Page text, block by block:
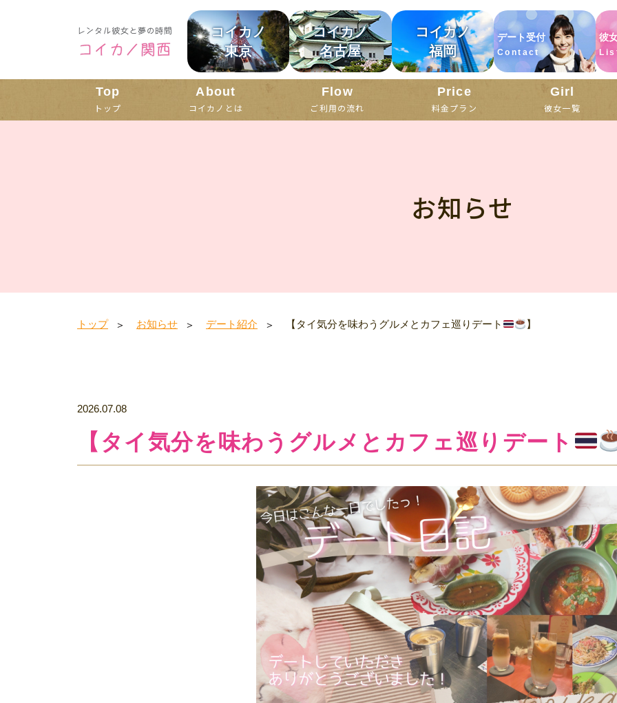
コイカノ
東京
コイカノ
名古屋
コイカノ
福岡
デート受付
Contact
彼
Top
トップ
About
コイカノとは
Flow
ご利用の流れ
Price
料金プラン
Girl
彼女一覧
お知らせ
トップ お知らせ デート紹介 【タイ気分を味わうグルメとカフェ巡りデート 】
2026.07.08
【タイ気分を味わうグルメとカフェ巡りデート